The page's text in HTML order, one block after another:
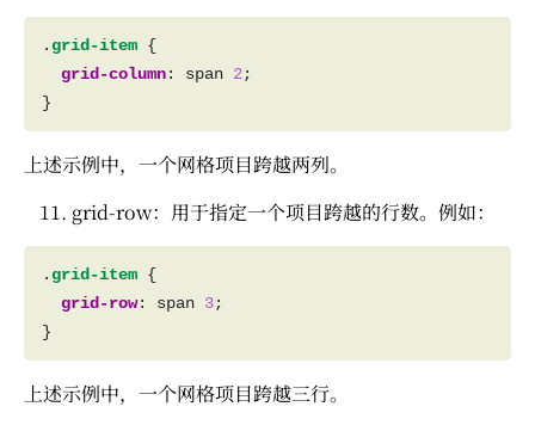
.grid-item
grid-column: span 2
上述示例中，一个网格项目跨越两列。
grid-row：用于指定一个项目跨越的行数。例如：
.grid-item
grid-row: span 3
上述示例中，一个网格项目跨越三行。